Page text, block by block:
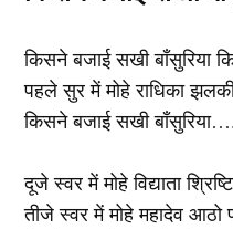
किसने बजाई सखी बाँसुरिया
पहले सुर में मोहे राधिका
किसने बजाई सखी बाँसुरिया….
दूजे स्वर में मोहे विद्याता
तीजे स्वर में मोहे महादेव आठो